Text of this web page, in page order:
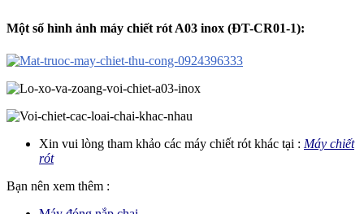
Một số hình ảnh máy chiết rót A03 inox (ĐT-CR01-1):
Xin vui lòng tham khảo các máy chiết rót khác tại : Máy chiết
rót
Bạn nên xem thêm :